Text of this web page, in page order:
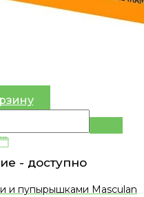
- доступно
и пупырышками Masculan